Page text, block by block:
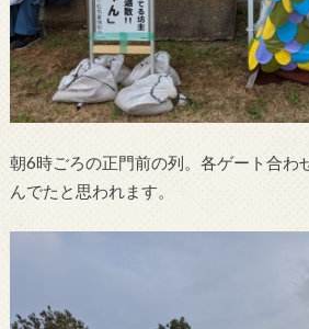
朝6時ごろの正門前の列。各ゲート合わ
んでたと思われます。